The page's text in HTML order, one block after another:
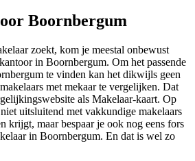
Boornbergum
zoekt, kom je meestal onbewust
in Boornbergum. Om het passende
te vinden kan het dikwijls geen
met mekaar te vergelijken. Dat
als Makelaar-kaart. Op
uitsluitend met vakkundige makelaars
krijgt, maar bespaar je ook nog eens fors
in Boornbergum. En dat is wel zo